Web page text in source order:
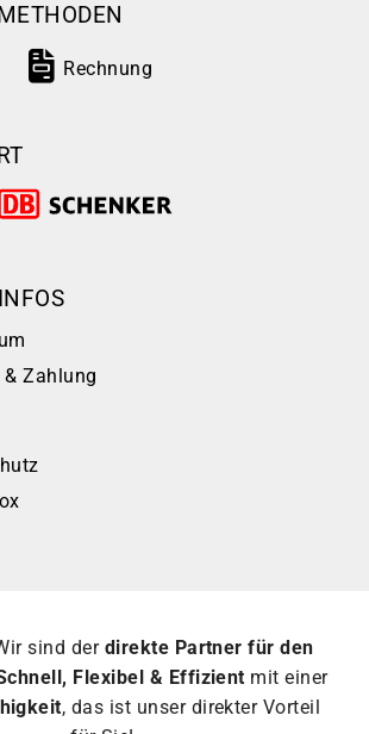
Rechnung
& Zahlung
sind der direkte Partner für den
Flexibel & Effizient mit einer
, das ist unser direkter Vorteil